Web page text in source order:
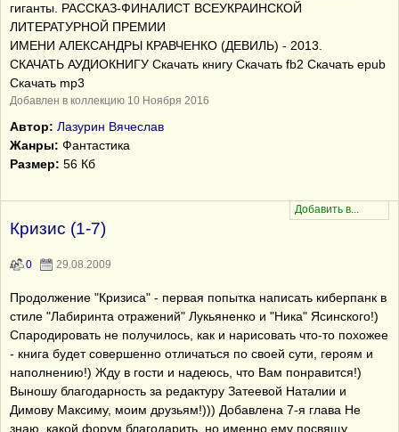
гиганты. РАССКАЗ-ФИНАЛИСТ ВСЕУКРАИНСКОЙ
ЛИТЕРАТУРНОЙ ПРЕМИИ
ИМЕНИ АЛЕКСАНДРЫ КРАВЧЕНКО (ДЕВИЛЬ) - 2013.
СКАЧАТЬ АУДИОКНИГУ Скачать книгу Скачать fb2 Скачать epub
Скачать mp3
Добавлен в коллекцию 10 Ноября 2016
Автор: Лазурин Вячеслав
Жанры: Фантастика
Размер: 56 Кб
Кризис (1-7)
0 29.08.2009
Продолжение "Кризиса" - первая попытка написать киберпанк в
стиле "Лабиринта отражений" Лукьяненко и "Ника" Ясинского!)
Спародировать не получилось, как и нарисовать что-то похожее
- книга будет совершенно отличаться по своей сути, героям и
наполнению!) Жду в гости и надеюсь, что Вам понравится!)
Выношу благодарность за редактуру Затеевой Наталии и
Димову Максиму, моим друзьям!))) Добавлена 7-я глава Не
знаю, какой форум благодарить, но именно ему посвящу